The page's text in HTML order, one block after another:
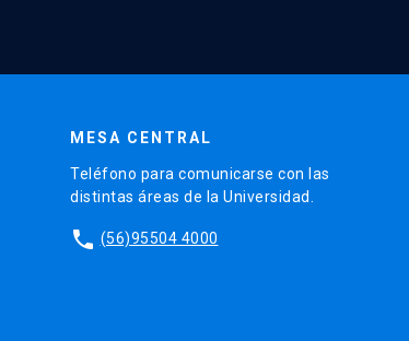
MESA CENTRAL
Teléfono para comunicarse con las
distintas áreas de la Universidad.
phone (56)95504 4000